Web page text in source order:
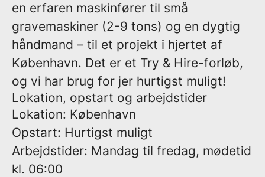
en erfaren maskinfører til små
gravemaskiner (2-9 tons) og en dygtig
håndmand – til et projekt i hjertet af
København. Det er et Try & Hire-forløb,
og vi har brug for jer hurtigst muligt!
Lokation, opstart og arbejdstider
Lokation: København
Opstart: Hurtigst muligt
Arbejdstider: Mandag til fredag, mødetid
kl. 06:00